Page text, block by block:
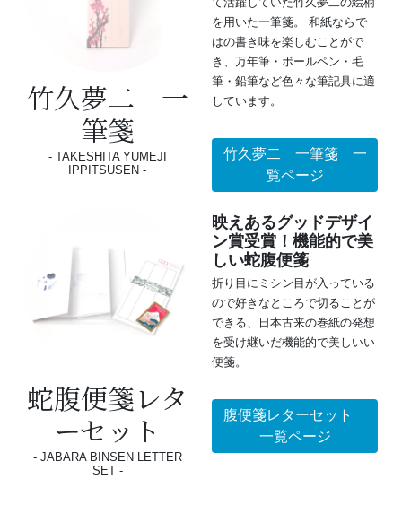
竹久夢二 一
筆箋
TAKESHITA YUMEJI
IPPITSUSEN
を用いた一筆箋。 和紙ならで
はの書き味を楽しむことがで
き、万年筆・ボールペン・毛
筆・鉛筆など色々な筆記具に適
しています。
竹久夢二 一筆箋 一
覧ページ
蛇腹便箋レタ
ーセット
JABARA BINSEN LETTER
SET
映えあるグッドデザイ
ン賞受賞！機能的で美
しい蛇腹便箋
折り目にミシン目が入っている
ので好きなところで切ることが
できる、日本古来の巻紙の発想
を受け継いだ機能的で美しいい
便箋。
腹便箋レターセット
一覧ページ